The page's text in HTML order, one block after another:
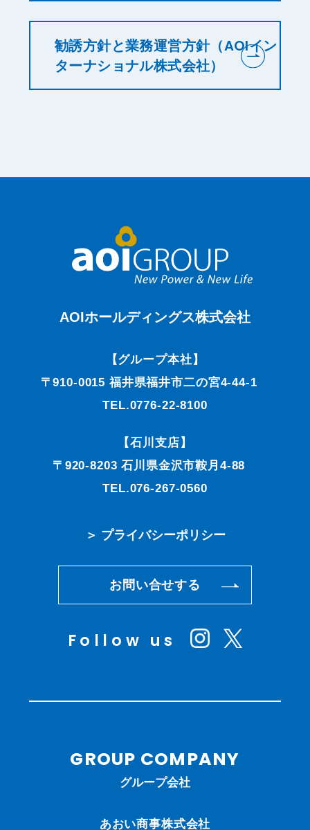
勧誘方針と業務運営方針（AOIイン
ターナショナル株式会社）
AOIホールディングス株式会社
【グループ本社】
〒910-0015 福井県福井市二の宮4-44-1
TEL.0776-22-8100
【石川支店】
〒920-8203 石川県金沢市鞍月4-88
TEL.076-267-0560
＞ プライバシーポリシー
お問い合せする
Follow us
GROUP COMPANY
グループ会社
あおい商事株式会社